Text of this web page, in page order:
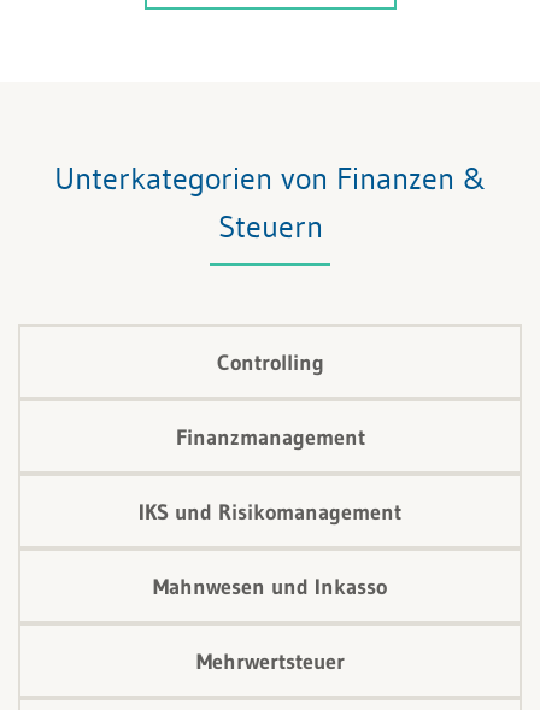
Rechnungslegung bei, sofern diese durch ein Ereignis
Unterkategorien von Finanzen &
Steuern
Controlling
Finanzmanagement
IKS und Risikomanagement
Mahnwesen und Inkasso
Mehrwertsteuer